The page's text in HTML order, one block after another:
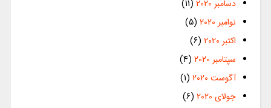
دسامبر 2020
(11)
نوامبر 2020
(5)
اکتبر 2020
(6)
سپتامبر 2020
(4)
آگوست 2020
(1)
جولای 2020
(6)